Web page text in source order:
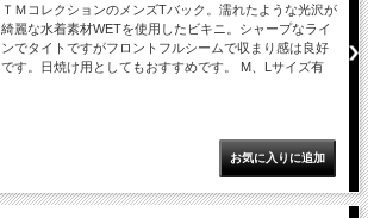
ＴＭコレクションのメンズTバック。濡れたような光沢が
綺麗な水着素材WETを使用したビキニ。シャープなライ
ンでタイトですがフロントフルシームで収まり感は良好
です。日焼け用としてもおすすめです。 M、Lサイズ有